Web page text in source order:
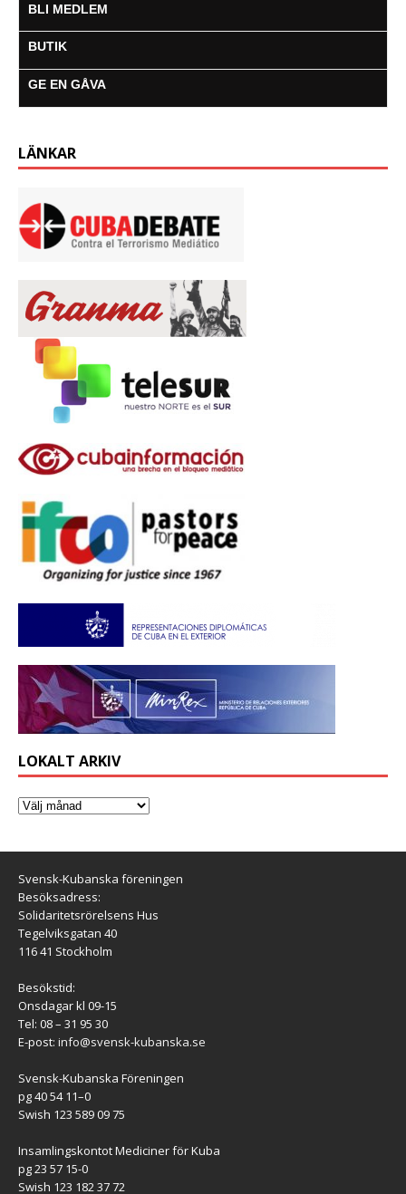
BLI MEDLEM
BUTIK
GE EN GÅVA
LÄNKAR
LOKALT ARKIV
Svensk-Kubanska föreningen
Besöksadress:
Solidaritetsrörelsens Hus
Tegelviksgatan 40
116 41 Stockholm
Besökstid:
Onsdagar kl 09-15
Tel: 08 – 31 95 30
E-post: info@svensk-kubanska.se
Svensk-Kubanska Föreningen
pg 40 54 11–0
Swish 123 589 09 75
Insamlingskontot Mediciner för Kuba
pg 23 57 15-0
Swish 123 182 37 72